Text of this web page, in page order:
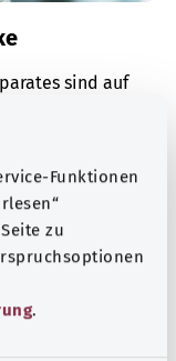
Funktionen
zu
.
sind auf
Sitzen.